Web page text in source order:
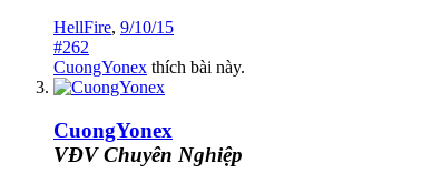
HellFire, 9/10/15
#262
CuongYonex thích bài này.
CuongYonex
VĐV Chuyên Nghiệp